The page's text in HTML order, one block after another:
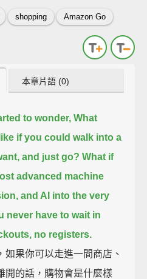
shopping Amazon Go
本章片語 (0)
to wonder, What
if you could walk into a
and just go? What if
advanced machine
and AI into the very
never have to wait in
no registers.
如果你可以走進一間商店、
開的話，購物會是什麼樣